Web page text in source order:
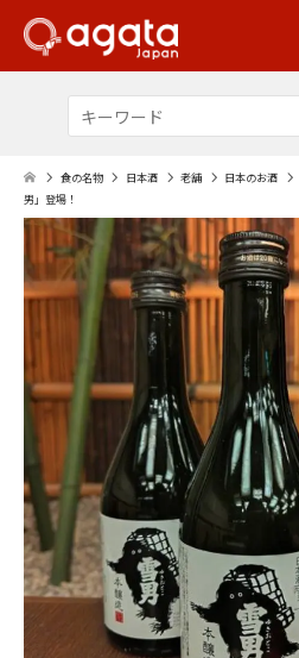
食の名物 日本酒 老舗 日本のお酒
男」登場！